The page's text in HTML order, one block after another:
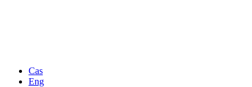
Cas
Eng